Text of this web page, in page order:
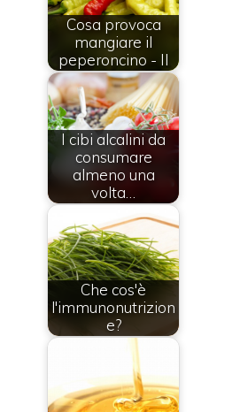
Cosa provoca
mangiare il
peperoncino - II
I cibi alcalini da
consumare
almeno una
volta…
Che cos'è
l'immunonutrizion
e?